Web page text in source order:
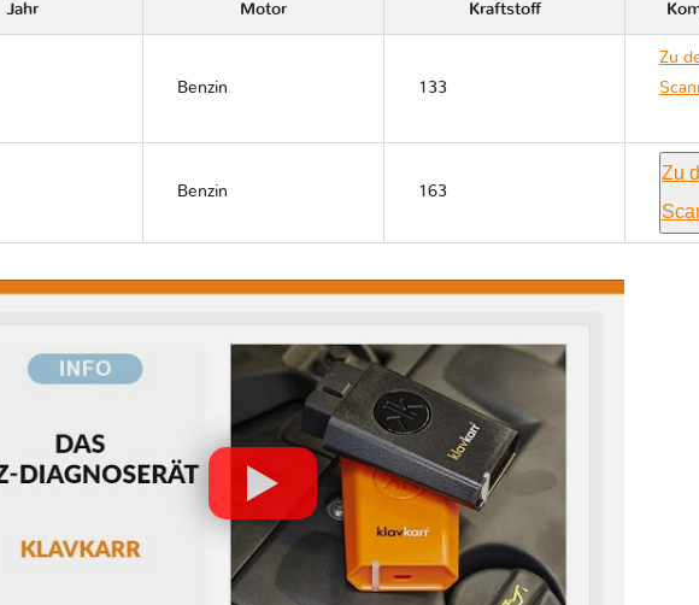
Jahr Motor Kraftstoff
Benzin 133
Zu
Benzin 163
Zu